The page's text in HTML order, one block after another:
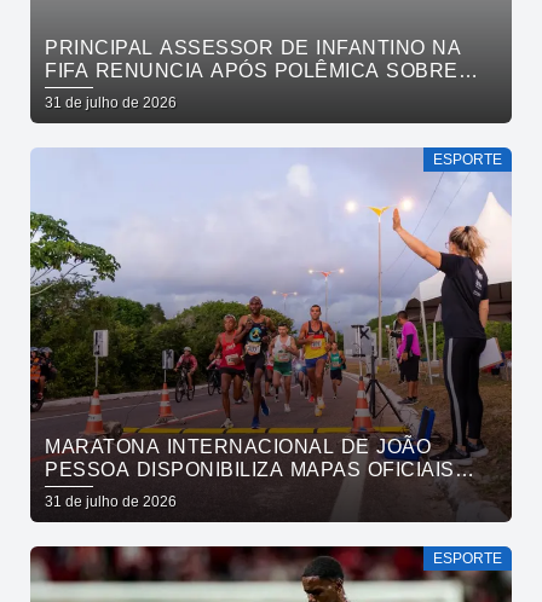
PRINCIPAL ASSESSOR DE INFANTINO NA
FIFA RENUNCIA APÓS POLÊMICA SOBRE
VENDA DE PARTICIPAÇÃO E BOICOTE DA
UEFA
31 de julho de 2026
ESPORTE
MARATONA INTERNACIONAL DE JOÃO
PESSOA DISPONIBILIZA MAPAS OFICIAIS
DAS PROVAS E ORIENTA ATLETAS SOBRE
TRAJETOS
31 de julho de 2026
ESPORTE